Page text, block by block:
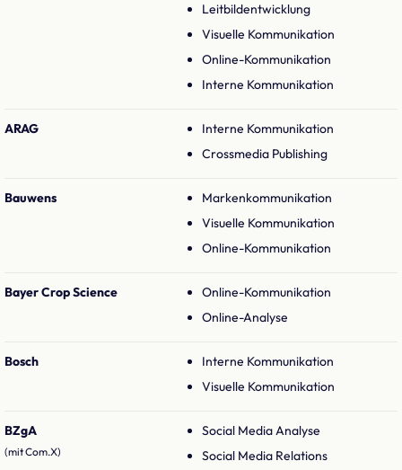
Leitbildentwicklung
Visuelle Kommunikation
Online-Kommunikation
Interne Kommunikation
ARAG
Interne Kommunikation
Crossmedia Publishing
Bauwens
Markenkommunikation
Visuelle Kommunikation
Online-Kommunikation
Bayer Crop Science
Online-Kommunikation
Online-Analyse
Bosch
Interne Kommunikation
Visuelle Kommunikation
BZgA
(mit Com.X)
Social Media Analyse
Social Media Relations